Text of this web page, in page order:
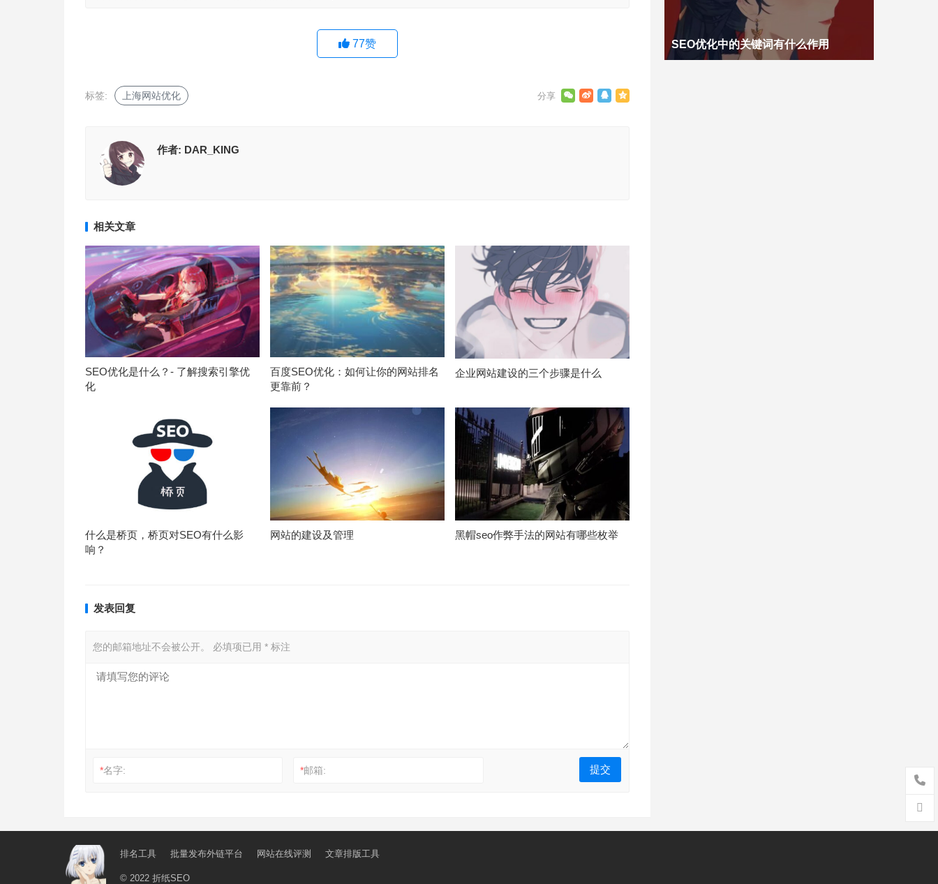
77赞
标签: 上海网站优化
作者: DAR_KING
相关文章
SEO优化是什么？- 了解搜索引擎优
化
百度SEO优化：如何让你的网站排名
更靠前？
企业网站建设的三个步骤是什么
什么是桥页，桥页对SEO有什么影
响？
网站的建设及管理 黑帽seo作弊手法的网站有哪些枚举
发表回复
您的邮箱地址不会被公开。 必填项已用 * 标注
*名字: *邮箱:
SEO优化中的关键词有什么作用
排名工具 批量发布外链平台 网站在线评测 文章排版工具
© 2022 折纸SEO